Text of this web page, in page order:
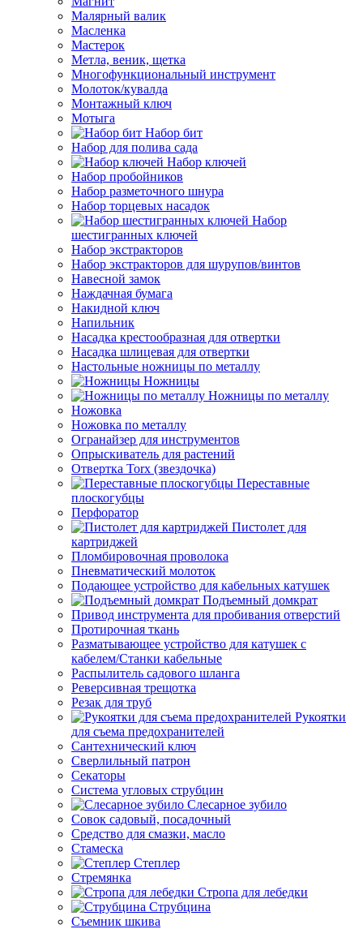
Малярный валик
Масленка
Мастерок
Метла, веник, щетка
Многофункциональный инструмент
Молоток/кувалда
Монтажный ключ
Мотыга
Набор бит
Набор для полива сада
Набор ключей
Набор пробойников
Набор разметочного шнура
Набор торцевых насадок
Набор
шестигранных ключей
Набор экстракторов
Набор экстракторов для шурупов/винтов
Навесной замок
Наждачная бумага
Накидной ключ
Напильник
Насадка крестообразная для отвертки
Насадка шлицевая для отвертки
Настольные ножницы по металлу
Ножницы
Ножницы по металлу
Ножовка
Ножовка по металлу
Огранайзер для инструментов
Опрыскиватель для растений
Отвертка Torx (звездочка)
Переставные
плоскогубцы
Перфоратор
Пистолет для
картриджей
Пломбировочная проволока
Пневматический молоток
Подающее устройство для кабельных катушек
Подъемный домкрат
Привод инструмента для пробивания отверстий
Протирочная ткань
Разматывающее устройство для катушек с
кабелем/Станки кабельные
Распылитель садового шланга
Реверсивная трещотка
Резак для труб
Рукоятки
для съема предохранителей
Сантехнический ключ
Сверлильный патрон
Секаторы
Система угловых струбцин
Слесарное зубило
Совок садовый, посадочный
Средство для смазки, масло
Стамеска
Степлер
Стремянка
Стропа для лебедки
Струбцина
Съемник шкива